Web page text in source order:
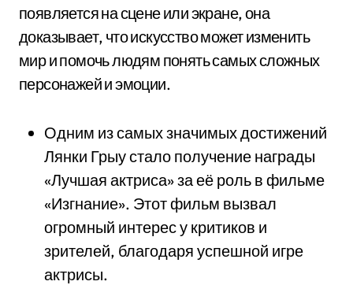
появляется на сцене или экране, она
доказывает, что искусство может изменить
мир и помочь людям понять самых сложных
персонажей и эмоции.
Одним из самых значимых достижений
Лянки Грыу стало получение награды
«Лучшая актриса» за её роль в фильме
«Изгнание». Этот фильм вызвал
огромный интерес у критиков и
зрителей, благодаря успешной игре
актрисы.